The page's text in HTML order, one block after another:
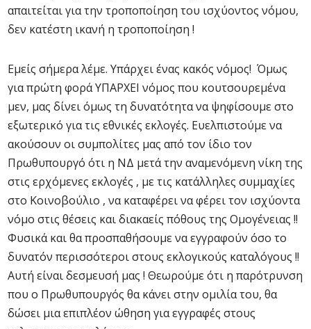
απαιτείται για την τροποποίηση του ισχύοντος νόμου,
δεν κατέστη ικανή η τροποποίηση !
Εμείς σήμερα λέμε. Υπάρχει ένας κακός νόμος! Όμως
για πρώτη φορά ΥΠΑΡΧΕΙ νόμος που κουτσουρεμένα
μεν, μας δίνει όμως τη δυνατότητα να ψηφίσουμε στο
εξωτερικό για τις εθνικές εκλογές. Ευελπιστούμε να
ακούσουν οι συμπολίτες μας από τον ίδιο τον
Πρωθυπουργό ότι η ΝΔ μετά την αναμενόμενη νίκη της
στις ερχόμενες εκλογές , με τις κατάλληλες συμμαχίες
στο Κοινοβούλιο , να καταφέρει να φέρει τον ισχύοντα
νόμο στις θέσεις και διακαείς πόθους της Ομογένειας !!
Φυσικά και θα προσπαθήσουμε να εγγραφούν όσο το
δυνατόν περισσότεροι στους εκλογικούς καταλόγους !!
Αυτή είναι δεσμευσή μας ! Θεωρούμε ότι η παρότρυνση
που ο Πρωθυπουργός θα κάνει στην ομιλία του, θα
δώσει μια επιπλέον ώθηση για εγγραφές στους